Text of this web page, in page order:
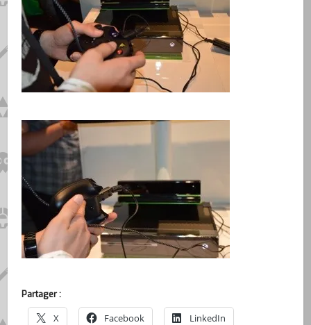
Partager :
X Facebook LinkedIn